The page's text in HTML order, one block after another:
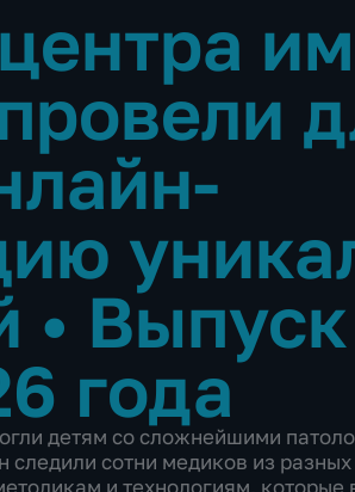
•
года
детям со сложнейшими
сотни медиков из